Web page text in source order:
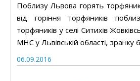
Поблизу Львова горять
від горіння торфяників
торфяників у селі Ситихів
МНС у Львівській області, зранку
06.09.2016